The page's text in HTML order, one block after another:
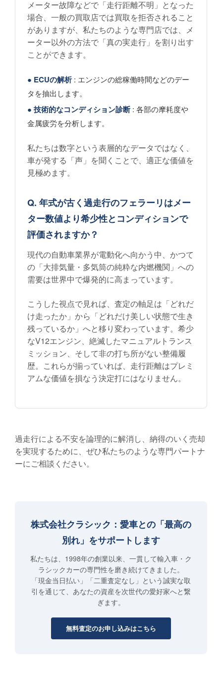
メーター故障などで「走行距離不明」となった
場合、一般の買取店では買取を拒否されること
がありますが、私たちのような専門店では、メ
ーター以外の方法で「真の実走行」を割り出す
ことができます。
● ECUの解析: エンジンの総稼働時間などのデー
タを抽出します。
● 技術的なコンディション診断: 各部の摩耗度や
金属疲労を分析します。
私たちは数字という表層的なデータではなく、
車が発する「声」を聞くことで、適正な価値を
見極めます。
Q. 年式が古く過走行のフェラーリはメー
ター数値より希少性とコンディションで
評価されますか？
現代の自動車業界が電動化へ向かう中、かつて
の「大排気量・多気筒の純粋な内燃機関」への
需要は世界中で爆発的に高まっています。
こうした視点で見れば、査定の軸足は「どれだ
け走ったか」から「どれだけ美しい状態で生き
残っているか」へと移り変わっています。希少
なV12エンジン、絶滅したマニュアルトランス
ミッション、そして非の打ち所がない整備履
歴。これらが揃っていれば、走行距離はプレミ
アムな価値を損なう決定打にはなりません。
過走行による不安を論理的に解消し、納得のいく売却
を実現するために、ぜひ私たちのような専門パートナ
ーにご相談ください。
株式会社クラシック：愛車との「最高の
別れ」をサポートします
私たちは、1998年の創業以来、一貫して輸入車・ク
ラシックカーの専門性を磨き続けてきました。
「現金当日払い」「二重査定なし」という誠実な取
引を通じて、あなたの資産を次世代の愛好家へと繋
ぎます。
無料査定のお申し込みはこちら